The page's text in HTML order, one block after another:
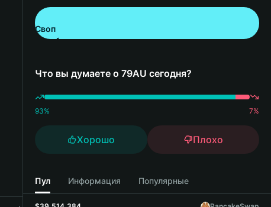
Своп
Что вы думаете о 79AU сегодня?
93% 7%
Хорошо Плохо
Пул Информация Популярные